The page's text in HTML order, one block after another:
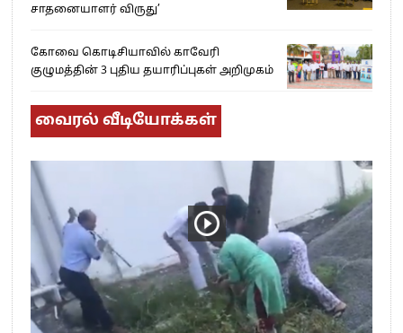
சாதனையாளர் விருது’
கோவை கொடிசியாவில் காவேரி
குழுமத்தின் 3 புதிய தயாரிப்புகள் அறிமுகம்
வைரல் வீடியோக்கள்